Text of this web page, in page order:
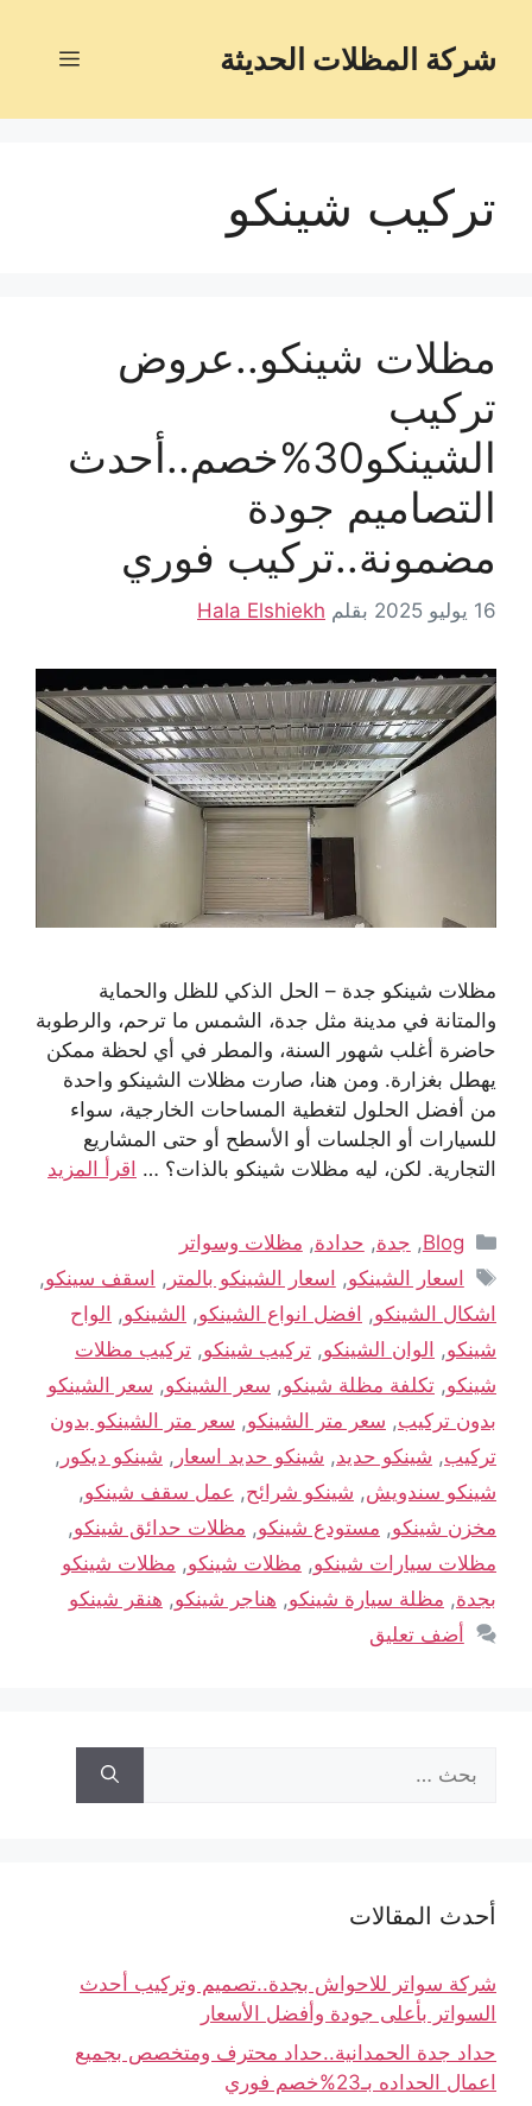
شركة المظلات الحديثة
تركيب شينكو
مظلات شينكو..عروض
تركيب
الشينكو30%خصم..أحدث
التصاميم جودة
مضمونة..تركيب فوري
16 يوليو 2025 بقلم Hala Elshiekh
مظلات شينكو جدة – الحل الذكي للظل والحماية
والمتانة في مدينة مثل جدة، الشمس ما ترحم، والرطوبة
حاضرة أغلب شهور السنة، والمطر في أي لحظة ممكن
يهطل بغزارة. ومن هنا، صارت مظلات الشينكو واحدة
من أفضل الحلول لتغطية المساحات الخارجية، سواء
للسيارات أو الجلسات أو الأسطح أو حتى المشاريع
التجارية. لكن، ليه مظلات شينكو بالذات؟ … اقرأ المزيد
Blog
, جدة, حدادة, مظلات وسواتر
اسعار الشينكو, اسعار الشينكو بالمتر , اسقف سينكو,
اشكال الشينكو, افضل انواع الشينكو, الشينكو, الواح
شينكو, الوان الشينكو, تركيب شينكو, تركيب مظلات
شينكو, تكلفة مظلة شينكو, سعر الشينكو, سعر الشينكو
بدون تركيب, سعر متر الشينكو, سعر متر الشينكو بدون
تركيب, شينكو حديد, شينكو حديد اسعار , شينكو ديكور ,
شينكو سندويش, شينكو شرائح, عمل سقف شينكو,
مخزن شينكو, مستودع شينكو, مظلات حدائق شينكو,
مظلات سيارات شينكو, مظلات شينكو, مظلات شينكو
بجدة, مظلة سيارة شينكو, هناجر شينكو, هنقر شينكو
أضف تعليق
أحدث المقالات
شركة سواتر للاحواش بجدة..تصميم وتركيب أحدث
السواتر بأعلى جودة وأفضل الأسعار
حداد جدة الحمدانية..حداد محترف ومتخصص بجميع
اعمال الحداده بـ23%خصم فوري